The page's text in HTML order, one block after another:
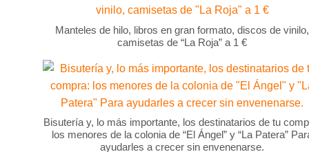
Manteles de hilo, libros en gran formato, discos de vinilo,
camisetas de “La Roja” a 1 €
Bisutería y, lo más importante, los destinatarios de tu
los menores de la colonia de “El Ángel” y “La Patera”
ayudarles a crecer sin envenenarse.